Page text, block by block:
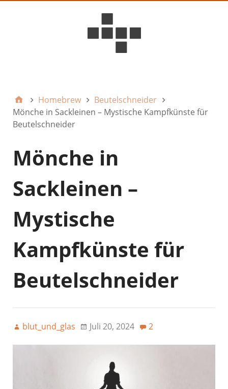
Homebrew
Beutelschneider
Mönche in Sackleinen – Mystische Kampfkünste für
Beutelschneider
Mönche in
Sackleinen –
Mystische
Kampfkünste für
Beutelschneider
blut_und_glas Juli 20, 2024 2